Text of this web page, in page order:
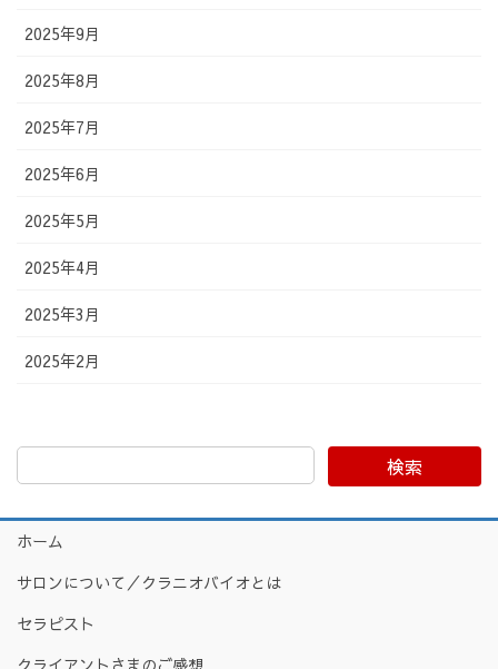
2025年9月
2025年8月
2025年7月
2025年6月
2025年5月
2025年4月
2025年3月
2025年2月
検索
ホーム
サロンについて／クラニオバイオとは
セラピスト